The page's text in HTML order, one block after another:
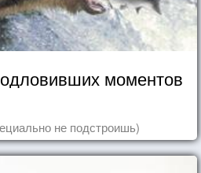
моментов
не подстроишь)